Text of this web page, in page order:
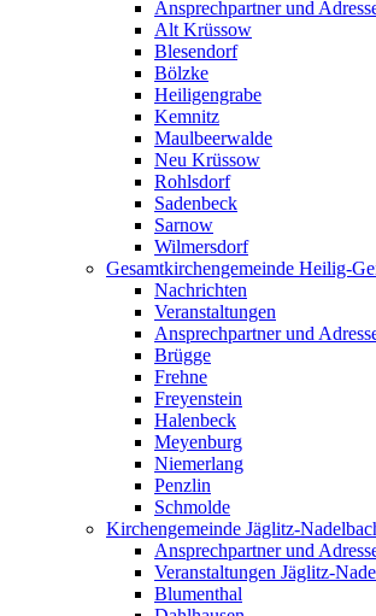
Ansprechpartner und
Alt Krüssow
Blesendorf
Bölzke
Heiligengrabe
Kemnitz
Maulbeerwalde
Neu Krüssow
Rohlsdorf
Sadenbeck
Sarnow
Wilmersdorf
Gesamtkirchengemeinde Heilig-
Nachrichten
Veranstaltungen
Ansprechpartner und
Brügge
Frehne
Freyenstein
Halenbeck
Meyenburg
Niemerlang
Penzlin
Schmolde
Kirchengemeinde Jäglitz-
Ansprechpartner und
Veranstaltungen Jäglitz-
Blumenthal